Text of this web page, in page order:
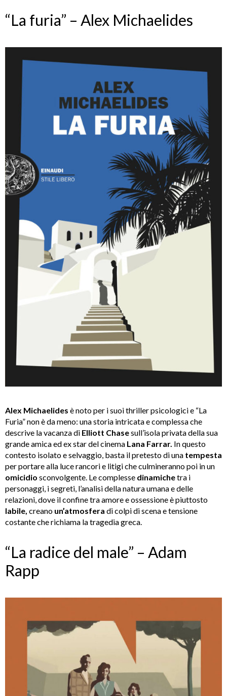
“La furia” – Alex Michaelides
Alex Michaelides è noto per i suoi thriller psicologici e “La
Furia” non è da meno: una storia intricata e complessa che
descrive la vacanza di Elliott Chasesull’isola privata della sua
grande amica ed ex star del cinema Lana Farrar. In questo
contesto isolato e selvaggio, basta il pretesto di una tempesta
per portare alla luce rancori e litigi che culmineranno poi in un
omicidio sconvolgente. Le complesse dinamichetra i
personaggi, i segreti, l’analisi della natura umana e delle
relazioni, dove il confine tra amore e ossessione è piuttosto
labile, creano un’atmosfera di colpi di scena e tensione
costante che richiama la tragedia greca.
“La radice del male” – Adam
Rapp